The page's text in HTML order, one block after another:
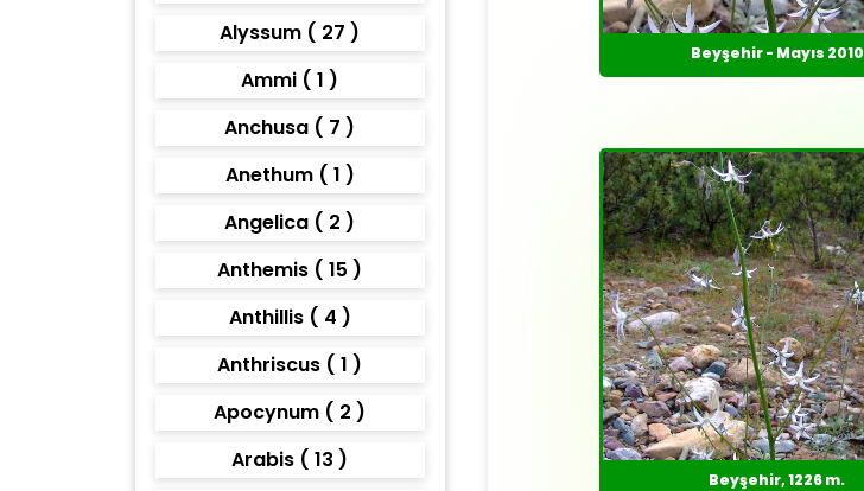
Alyssum ( 27 )
Ammi ( 1 )
Anchusa ( 7 )
Anethum ( 1 )
Angelica ( 2 )
Anthemis ( 15 )
Anthillis ( 4 )
Anthriscus ( 1 )
Apocynum ( 2 )
Arabis ( 13 )
Beyşehir - Mayıs 2010
Beyşehir, 1226 m.